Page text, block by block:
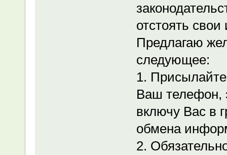
отстоять
Предлагаю
следующее:
1.
Ваш телефон,
включу Вас в
обмена
2.